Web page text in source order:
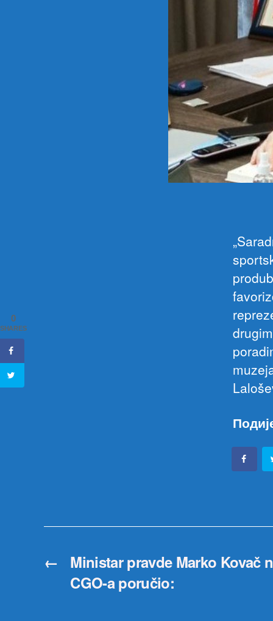
←
Ministar pravde Marko Kovač
CGO-a poručio:
0
SHARES